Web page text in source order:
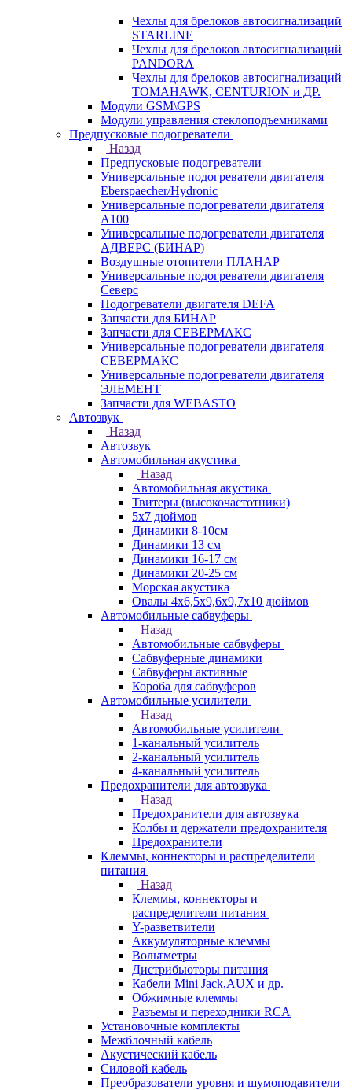
Чехлы для брелоков автосигнализаций
STARLINE
Чехлы для брелоков автосигнализаций
PANDORA
Чехлы для брелоков автосигнализаций
TOMAHAWK, CENTURION и ДР.
Модули GSM\GPS
Модули управления стеклоподъемниками
Предпусковые подогреватели
Назад
Предпусковые подогреватели
Универсальные подогреватели двигателя
Eberspaecher/Hydronic
Универсальные подогреватели двигателя
A100
Универсальные подогреватели двигателя
АДВЕРС (БИНАР)
Воздушные отопители ПЛАНАР
Универсальные подогреватели двигателя
Северс
Подогреватели двигателя DEFA
Запчасти для БИНАР
Запчасти для СЕВЕРМАКС
Универсальные подогреватели двигателя
СЕВЕРМАКС
Универсальные подогреватели двигателя
ЭЛЕМЕНТ
Запчасти для WEBASTO
Автозвук
Назад
Автозвук
Автомобильная акустика
Назад
Автомобильная акустика
Твитеры (высокочастотники)
5x7 дюймов
Динамики 8-10см
Динамики 13 см
Динамики 16-17 см
Динамики 20-25 см
Морская акустика
Овалы 4х6,5х9,6x9,7х10 дюймов
Автомобильные сабвуферы
Назад
Автомобильные сабвуферы
Сабвуферные динамики
Сабвуферы активные
Короба для сабвуферов
Автомобильные усилители
Назад
Автомобильные усилители
1-канальный усилитель
2-канальный усилитель
4-канальный усилитель
Предохранители для автозвука
Назад
Предохранители для автозвука
Колбы и держатели предохранителя
Предохранители
Клеммы, коннекторы и распределители
питания
Назад
Клеммы, коннекторы и
распределители питания
Y-разветвители
Аккумуляторные клеммы
Вольтметры
Дистрибьюторы питания
Кабели Mini Jack,AUX и др.
Обжимные клеммы
Разъемы и переходники RCA
Установочные комплекты
Межблочный кабель
Акустический кабель
Силовой кабель
Преобразователи уровня и шумоподавители